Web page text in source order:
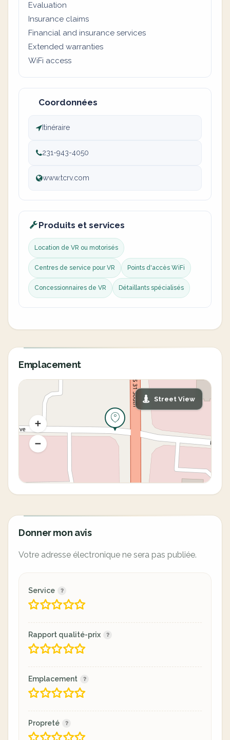
Evaluation
Insurance claims
Financial and insurance services
Extended warranties
WiFi access
Coordonnées
Itinéraire
231-943-4050
www.tcrv.com
Produits et services
Location de VR ou motorisés
Centres de service pour VR Points d'accès WiFi
Concessionnaires de VR Détaillants spécialisés
Emplacement
Street View
Donner mon avis
Votre adresse électronique ne sera pas publiée.
Service
Rapport qualité-prix
Emplacement
Propreté